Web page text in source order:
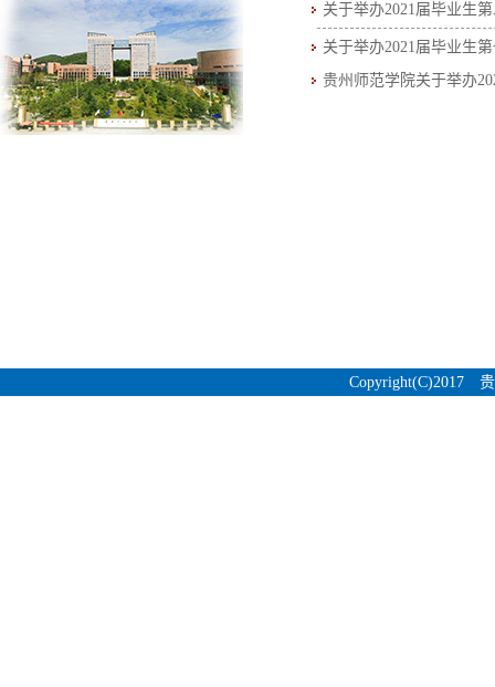
关于举办2021届毕业生
关于举办2021届毕业生
贵州师范学院关于举办
Copyright(C)2017